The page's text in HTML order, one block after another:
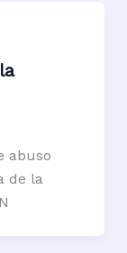
abuso
de la